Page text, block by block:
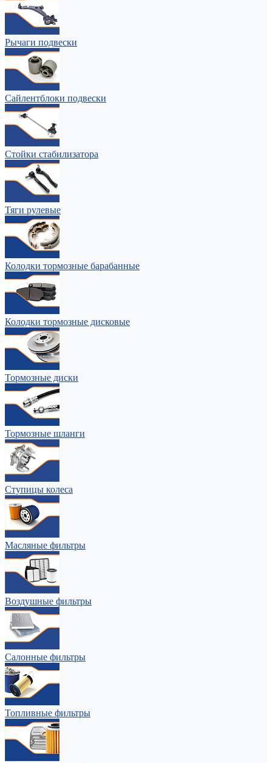
Рычаги подвески
Сайлентблоки подвески
Стойки стабилизатора
Тяги рулевые
Колодки тормозные барабанные
Колодки тормозные дисковые
Тормозные диски
Тормозные шланги
Ступицы колеса
Масляные фильтры
Воздушные фильтры
Салонные фильтры
Топливные фильтры